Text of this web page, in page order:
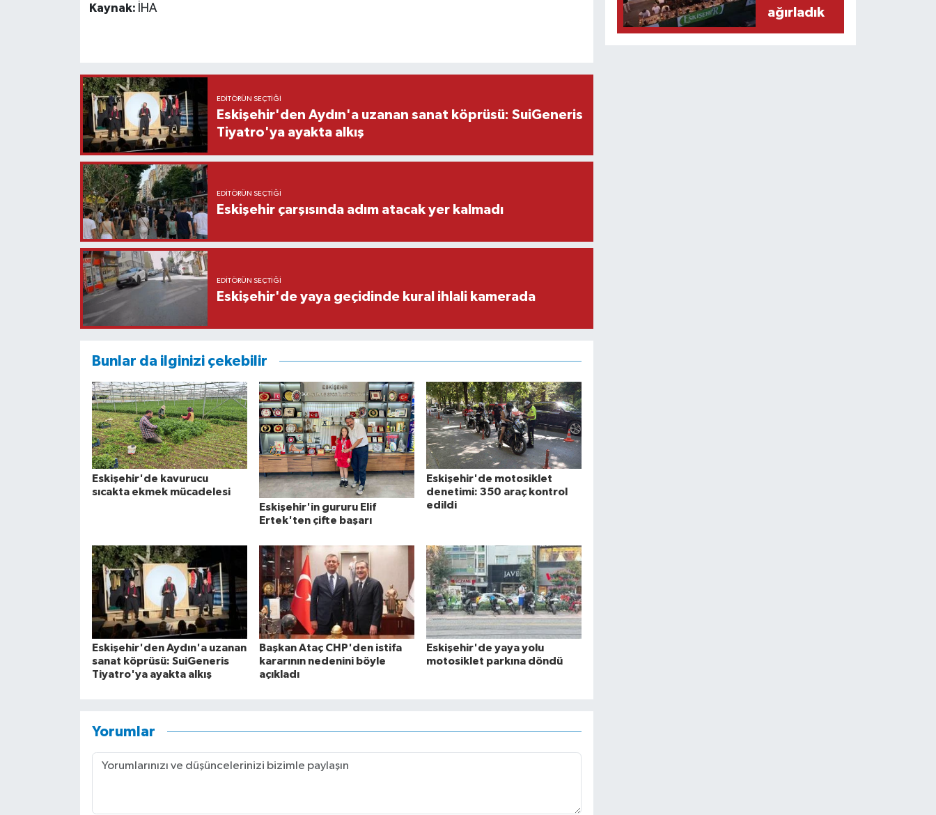
Kaynak: İHA
EDITÖRÜN SEÇTIĞI
Eskişehir'den Aydın'a uzanan sanat köprüsü: SuiGeneris
Tiyatro'ya ayakta alkış
EDITÖRÜN SEÇTIĞI
Eskişehir çarşısında adım atacak yer kalmadı
EDITÖRÜN SEÇTIĞI
Eskişehir'de yaya geçidinde kural ihlali kamerada
Bunlar da ilginizi çekebilir
Eskişehir'de kavurucu
sıcakta ekmek mücadelesi
Eskişehir'in gururu Elif
Ertek'ten çifte başarı
Eskişehir'de motosiklet
denetimi: 350 araç kontrol
edildi
Eskişehir'den Aydın'a uzanan
sanat köprüsü: SuiGeneris
Tiyatro'ya ayakta alkış
Başkan Ataç CHP'den istifa
kararının nedenini böyle
açıkladı
Eskişehir'de yaya yolu
motosiklet parkına döndü
Yorumlar
ağırladık